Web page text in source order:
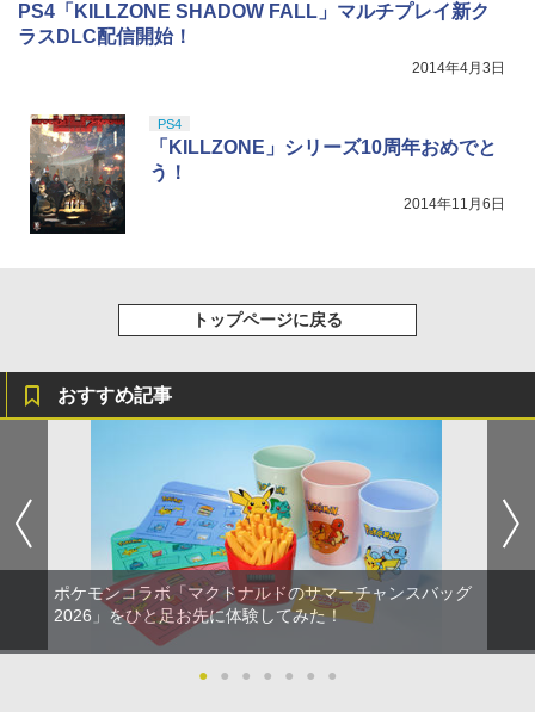
PS4「KILLZONE SHADOW FALL」マルチプレイ新ク
ラスDLC配信開始！
2014年4月3日
PS4
「KILLZONE」シリーズ10周年おめでと
う！
2014年11月6日
トップページに戻る
おすすめ記事
ポケモンコラボ「マクドナルドのサマーチャンスバッグ
2026」をひと足お先に体験してみた！
● ● ● ● ● ● ●